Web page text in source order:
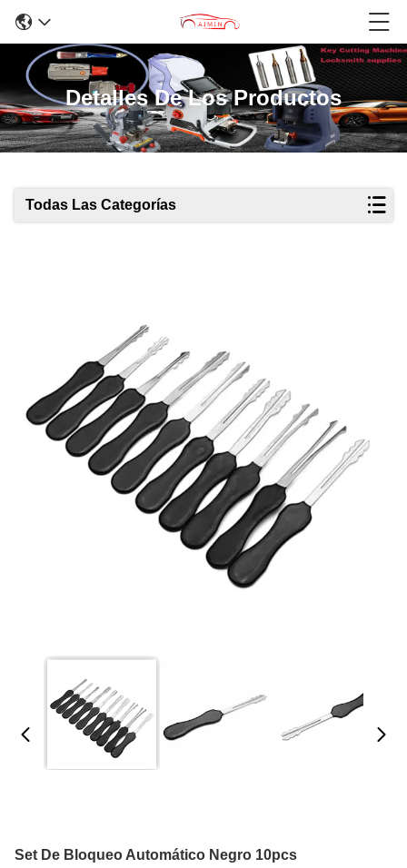
Detalles De Los Productos
Todas Las Categorías
Set De Bloqueo Automático Negro 10pcs